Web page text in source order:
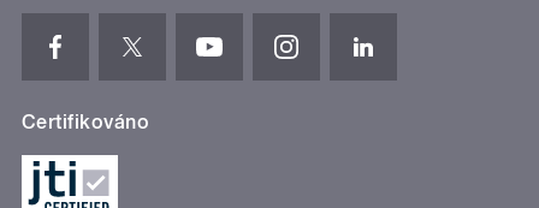
Certifikováno